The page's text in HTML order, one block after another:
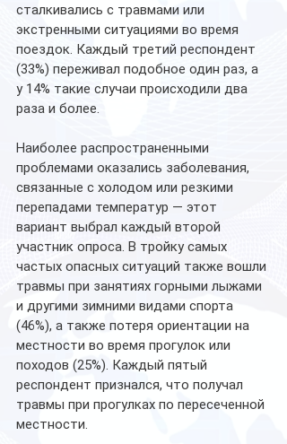
сталкивались с травмами или
экстренными ситуациями во время
поездок. Каждый третий респондент
(33%) переживал подобное один раз, а
у 14% такие случаи происходили два
раза и более.
Наиболее распространенными
проблемами оказались заболевания,
связанные с холодом или резкими
перепадами температур — этот
вариант выбрал каждый второй
участник опроса. В тройку самых
частых опасных ситуаций также вошли
травмы при занятиях горными лыжами
и другими зимними видами спорта
(46%), а также потеря ориентации на
местности во время прогулок или
походов (25%). Каждый пятый
респондент признался, что получал
травмы при прогулках по пересеченной
местности.